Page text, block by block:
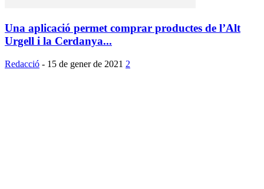
Una aplicació permet comprar productes de l’Alt
Urgell i la Cerdanya...
Redacció - 15 de gener de 2021 2